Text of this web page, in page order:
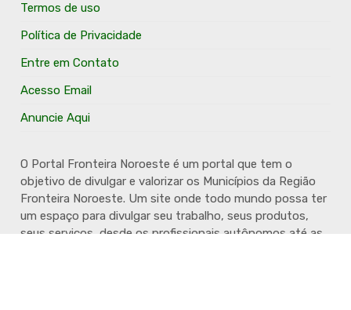
Termos de uso
Política de Privacidade
Entre em Contato
Acesso Email
Anuncie Aqui
O Portal Fronteira Noroeste é um portal que tem o
objetivo de divulgar e valorizar os Municípios da Região
Fronteira Noroeste. Um site onde todo mundo possa ter
um espaço para divulgar seu trabalho, seus produtos,
seus serviços, desde os profissionais autônomos até as